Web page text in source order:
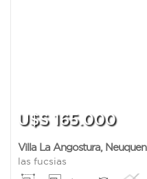
U$S 165.000
Villa La Angostura, Neuquen
las fucsias